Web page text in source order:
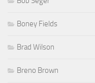
Boney Fields
Brad Wilson
Breno Brown